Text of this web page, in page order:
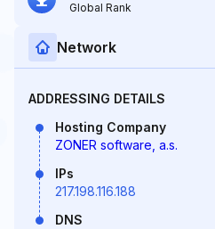
Global Rank
Network
ADDRESSING DETAILS
Hosting Company
ZONER software, a.s.
IPs
217.198.116.188
DNS